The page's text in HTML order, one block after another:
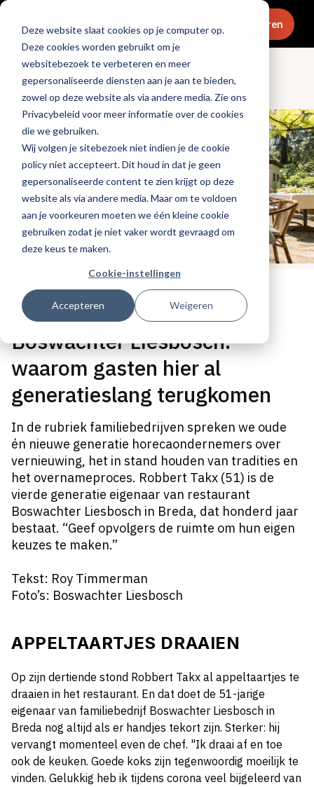
Deze website slaat cookies op je computer op.
Deze cookies worden gebruikt om je
websitebezoek te verbeteren en meer
gepersonaliseerde diensten aan je aan te bieden,
zowel op deze website als via andere media. Zie ons
Privacybeleid voor meer informatie over de cookies
die we gebruiken.
Wij volgen je sitebezoek niet indien je de cookie
policy niet accepteert. Dit houd in dat je geen
gepersonaliseerde content te zien krijgt op deze
website als via andere media. Maar om te voldoen
aan je voorkeuren moeten we één kleine cookie
gebruiken zodat je niet vaker wordt gevraagd om
deze keus te maken.
Cookie-instellingen
Accepteren Weigeren
Menu Abonneren
Ondernemen
Tags:ondernemersverhaal,familiebedrijf
Gepubliceerd op: 12 augustus 2025
Boswachter Liesbosch:
waarom gasten hier al
generatieslang terugkomen
In de rubriek familiebedrijven spreken we oude
én nieuwe generatie horecaondernemers over
vernieuwing, het in stand houden van tradities en
het overnameproces. Robbert Takx (51) is de
vierde generatie eigenaar van restaurant
Boswachter Liesbosch in Breda, dat honderd jaar
bestaat. “Geef opvolgers de ruimte om hun eigen
keuzes te maken.”
Tekst: Roy Timmerman
Foto’s: Boswachter Liesbosch
APPELTAARTJES DRAAIEN
Op zijn dertiende stond Robbert Takx al appeltaartjes te
draaien in het restaurant. En dat doet de 51-jarige
eigenaar van familiebedrijf Boswachter Liesbosch in
Breda nog altijd als er handjes tekort zijn. Sterker: hij
vervangt momenteel even de chef. "Ik draai af en toe
ook de keuken. Goede koks zijn tegenwoordig moeilijk te
vinden. Gelukkig heb ik tijdens corona veel bijgeleerd van